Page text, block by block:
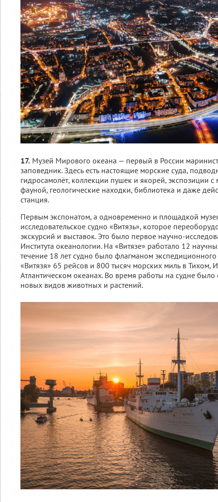
17. Музей Мирового океана — первый в России
заповедник. Здесь есть настоящие морские суда,
гидросамолёт, коллекции пушек и якорей, экспозиции
фауной, геологические находки, библиотека и даже
станция.
Первым экспонатом, а одновременно и площадкой
исследовательское судно «Витязь», которое
экскурсий и выставок. Это было первое научно-
Института океанологии. На «Витязе» работало 12
течение 18 лет судно было флагманом
«Витязя» 65 рейсов и 800 тысяч морских миль в Тихом,
Атлантическом океанах. Во время работы на судне
новых видов животных и растений.